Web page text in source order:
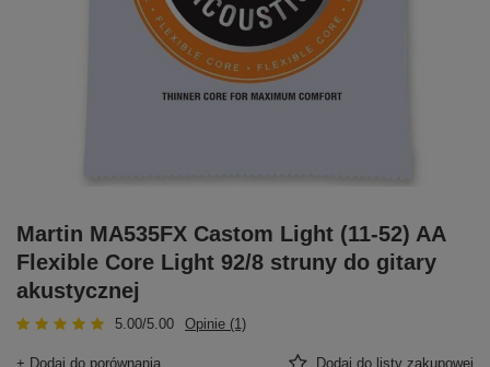
Martin MA535FX Castom Light (11-52) AA
Flexible Core Light 92/8 struny do gitary
akustycznej
5.00/5.00 Opinie (1)
+ Dodaj do porównania Dodaj do listy zakupowej